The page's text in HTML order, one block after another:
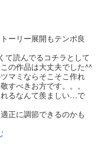
ーリー展開もテンポ良
て読んでるコチラとして
の作品は大丈夫でした^^
マミならそこそこ作れ
すべきお方です。。。
るなんて羨ましい…で
正に調節できるのかも